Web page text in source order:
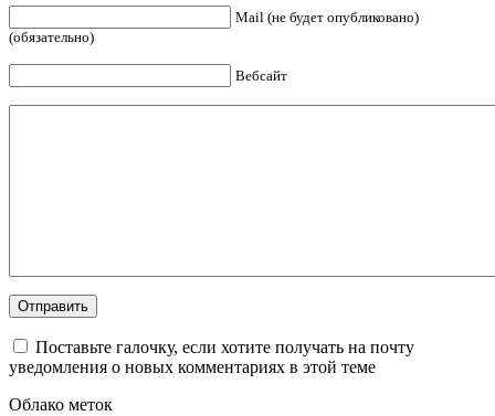
Mail (не будет опубликовано)
(обязательно)
Вебсайт
Поставьте галочку, если хотите получать на почту
уведомления о новых комментариях в этой теме
Облако меток